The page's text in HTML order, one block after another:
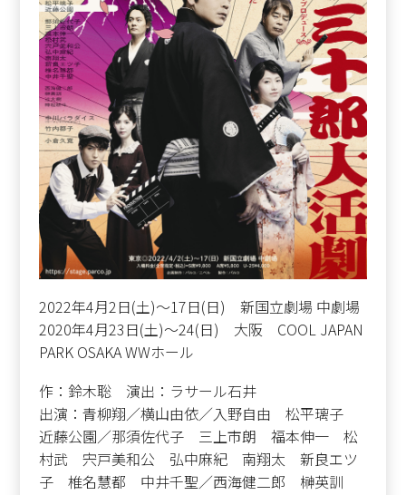
2022年4月2日(土)～17日(日) 新国立劇場 中劇場
2020年4月23日(土)～24(日) 大阪 COOL JAPAN
PARK OSAKA WWホール
作：鈴木聡 演出：ラサール石井
出演：青柳翔／横山由依／入野自由 松平璃子
近藤公園／那須佐代子 三上市朗 福本伸一 松
村武 宍戸美和公 弘中麻紀 南翔太 新良エツ
子 椎名慧都 中井千聖／西海健二郎 榊英訓